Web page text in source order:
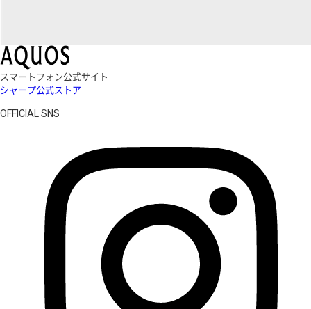
スマートフォン公式サイト
シャープ公式ストア
OFFICIAL SNS